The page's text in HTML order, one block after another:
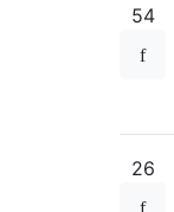
54
26